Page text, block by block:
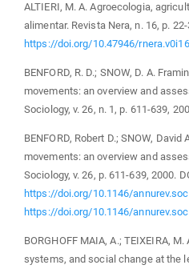
ALTIERI, M. A. Agroecologia,
alimentar. Revista Nera, n. 16, p.
https://doi.org/10.47946/
BENFORD, R. D.; SNOW, D. A.
movements: an overview and
Sociology, v. 26, n. 1, p. 611-639,
BENFORD, Robert D.; SNOW,
movements: an overview and
Sociology, v. 26, p. 611-639, 2000.
https://doi.org/10.1146/
https://doi.org/10.1146/
BORGHOFF MAIA, A.; TEIXEIRA,
systems, and social change at the